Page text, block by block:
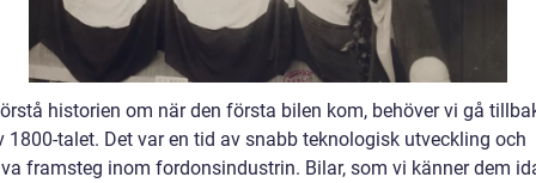
historien om när den första bilen kom, behöver vi gå
1800-talet. Det var en tid av snabb teknologisk utveckling och
framsteg inom fordonsindustrin. Bilar, som vi känner dem